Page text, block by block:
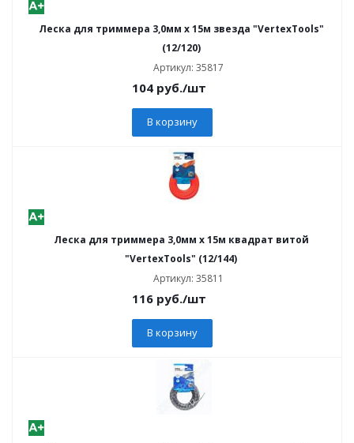
Леска для триммера 3,0мм х 15м звезда "VertexTools"
(12/120)
Артикул: 35817
104 руб./шт
В корзину
Леска для триммера 3,0мм х 15м квадрат витой
"VertexTools" (12/144)
Артикул: 35811
116 руб./шт
В корзину